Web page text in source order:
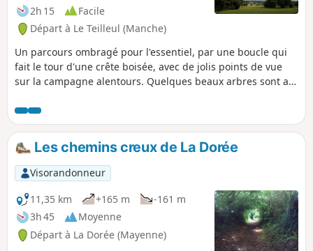
2h 15
Facile
Départ à Le Teilleul (Manche)
Un parcours ombragé pour l'essentiel, par une boucle qui
fait le tour d'une crête boisée, avec de jolis points de vue
sur la campagne alentours. Quelques beaux arbres sont au
Les chemins creux de La Dorée
Visorandonneur
11,35 km
+165 m
-161 m
3h 45
Moyenne
Départ à La Dorée (Mayenne)